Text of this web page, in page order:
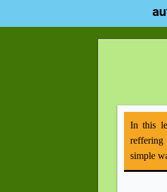
In this
simple